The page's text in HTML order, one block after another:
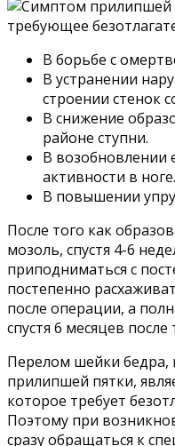
В борьбе с
В устранении
строении стенок
В снижение
районе ступни.
В возобновлении
активности в ноге.
В повышении
После того как
мозоль, спустя 4-6
приподниматься с
постепенно
после операции, а
спустя 6 месяцев
Перелом шейки
прилипшей пятки,
которое требует
Поэтому при
сразу обращаться к